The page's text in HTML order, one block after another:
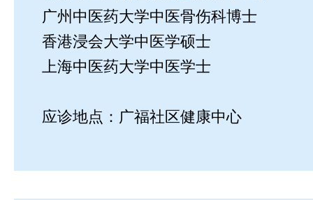
广州中医药大学中医骨伤科博士
香港浸会大学中医学硕士
上海中医药大学中医学士
应诊地点：广福社区健康中心